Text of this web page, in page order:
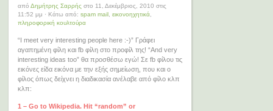
από Δημήτρης Σαρρής στο 11, Δεκέμβριος, 2010 στις
11:52 μμ · Κάτω από: spam mail εικονοηχητικά
πληροφορική κουλτούρα
“I meet very interesting people here :-)” Γράφει
αγαπημένη φίλη και fb φίλη στο προφίλ της! “And very
interesting ideas too” θα προσθέσω εγώ! Σε fb φίλου τις
εικόνες είδα εικόνα με την εξής σημείωση, που και ο
φίλος όπως δείχνει η διαδικασία ανέλαβε από φίλο κλπ
κλπ:
1 – Go to Wikipedia. Hit “random” or